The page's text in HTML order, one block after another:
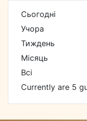
Сьогодні
Учора
Тиждень
Місяць
Всі
Currently are 5